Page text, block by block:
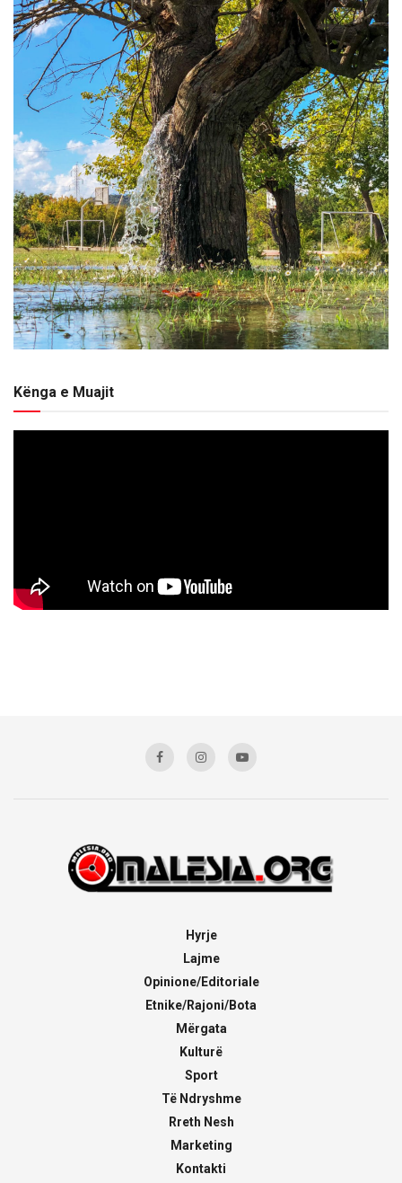
Kënga e Muajit
Hyrje
Lajme
Opinione/Editoriale
Etnike/Rajoni/Bota
Mërgata
Kulturë
Sport
Të Ndryshme
Rreth Nesh
Marketing
Kontakti